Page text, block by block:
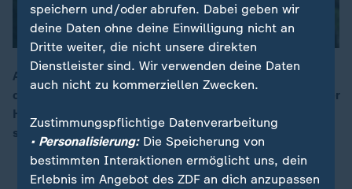
Anna Maria Mühe und Lucas Gregorowicz haben sich
das Jawort gegeben. Stolz zeigen sie Einblicke von der
Hochzeit auf Instagram - unter den Gästen befinden
sich weitere bekannte Gesichter.
speichern und/oder abrufen. Dabei geben wir
deine Daten ohne deine Einwilligung nicht an
Dritte weiter, die nicht unsere direkten
Dienstleister sind. Wir verwenden deine Daten
auch nicht zu kommerziellen Zwecken.
Zustimmungspflichtige Datenverarbeitung
• Personalisierung:Die Speicherung von
bestimmten Interaktionen ermöglicht uns, dein
Erlebnis im Angebot des ZDF an dich anzupassen